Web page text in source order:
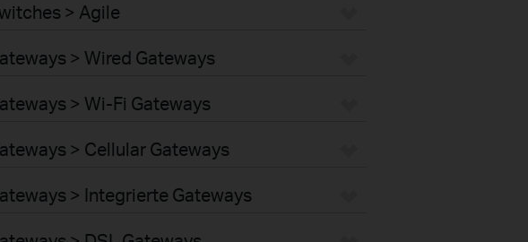
> Agile
> Wired Gateways
> Wi-Fi Gateways
> Cellular Gateways
> Integrierte Gateways